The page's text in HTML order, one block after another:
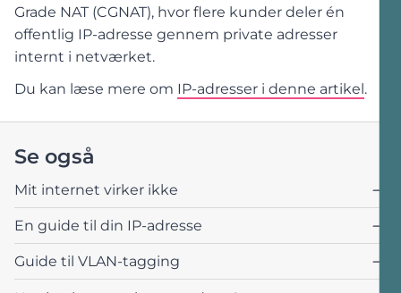
Grade NAT (CGNAT), hvor flere kunder deler én
offentlig IP-adresse gennem private adresser
internt i netværket.
Du kan læse mere om IP-adresser i denne artikel .
Se også
Mit internet virker ikke
En guide til din IP-adresse
Guide til VLAN-tagging